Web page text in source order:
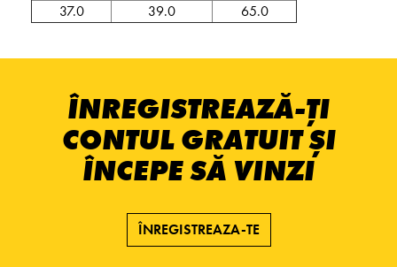
37.0
39.0 65.0
ÎNREGISTREAZĂ-ȚI
CONTUL GRATUIT ȘI
ÎNCEPE SĂ VINZI
ÎNREGISTREAZA-TE